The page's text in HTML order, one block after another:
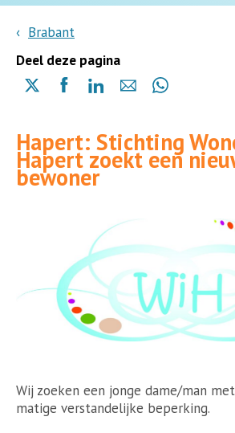
Brabant
Deel deze pagina
Delen
(opent
in
een
nieuwe
Delen
(opent
in
een
nieuwe
Delen
(opent
in
een
nieuwe
Delen
mail
Delen
(opent
in
Hapert: Stichting
Hapert zoekt een
bewoner
Wij zoeken een jonge dame/man
matige verstandelijke beperking.